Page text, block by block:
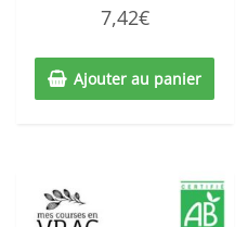
sur
7,42€
Ajouter au panier